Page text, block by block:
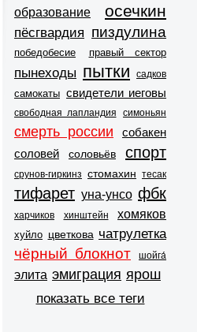
образование осечкин
пёсгвардия пиздулина
победобесие правый сектор
пынеходы пытки садков
самокаты свидетели иеговы
свободная лапландия симоньян
смерть россии
собакен
соловей
соловьёв спорт
срунов-гиркинз стомахин тесак
тифарет уна-унсо фбк
харчиков хинштейн хомяков
хуйло цветкова чатрулетка
чёрный блокнот шойга́
элита эмиграция ярош
показать все теги